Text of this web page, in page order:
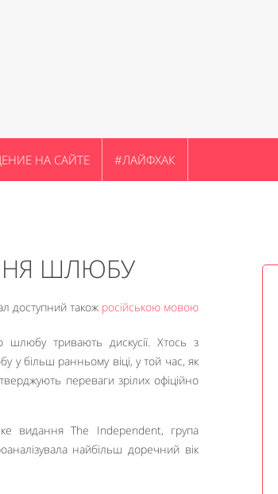
НА САЙТЕ #ЛАЙФХАК
ШЛЮБУ
доступний також російською мовою
тривають дискусії. Хтось з
у більш ранньому віці, у той час, як
переваги зрілих офіційно
видання The Independent, група
найбільш доречний вік